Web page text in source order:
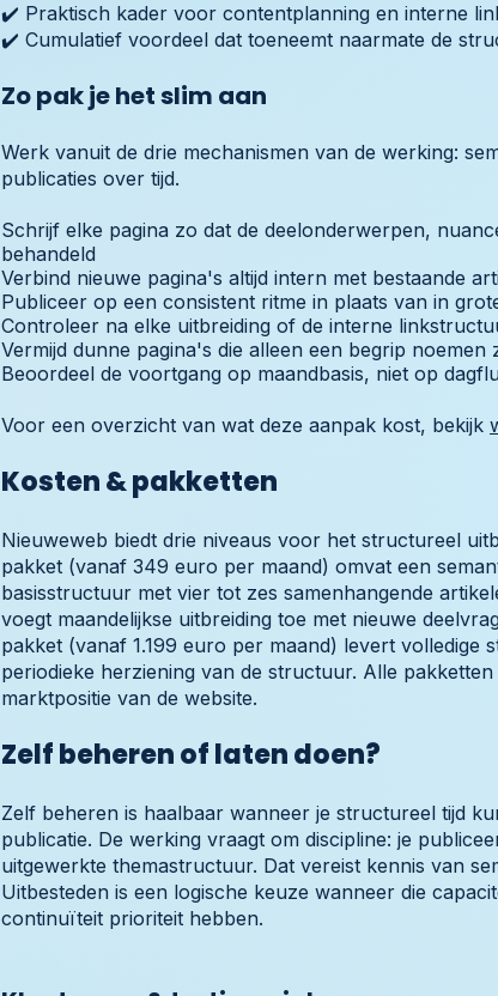
✔️ Praktisch kader voor contentplanning en interne
✔️ Cumulatief voordeel dat toeneemt naarmate de
Zo pak je het slim aan
Werk vanuit de drie mechanismen van de werking:
publicaties over tijd.
Schrijf elke pagina zo dat de deelonderwerpen,
behandeld
Verbind nieuwe pagina's altijd intern met bestaande
Publiceer op een consistent ritme in plaats van in
Controleer na elke uitbreiding of de interne
Vermijd dunne pagina's die alleen een begrip noemen
Beoordeel de voortgang op maandbasis, niet op
Voor een overzicht van wat deze aanpak kost, bekijk
Kosten & pakketten
Nieuweweb biedt drie niveaus voor het structureel
pakket (vanaf 349 euro per maand) omvat een
basisstructuur met vier tot zes samenhangende
voegt maandelijkse uitbreiding toe met nieuwe
pakket (vanaf 1.199 euro per maand) levert volledige
periodieke herziening van de structuur. Alle
marktpositie van de website.
Zelf beheren of laten doen?
Zelf beheren is haalbaar wanneer je structureel tijd
publicatie. De werking vraagt om discipline: je
uitgewerkte themastructuur. Dat vereist kennis van
Uitbesteden is een logische keuze wanneer die
continuïteit prioriteit hebben.